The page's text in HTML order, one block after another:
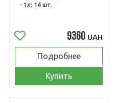
- 1л: 14 шт.
9360 UAH
Подробнее
Купить